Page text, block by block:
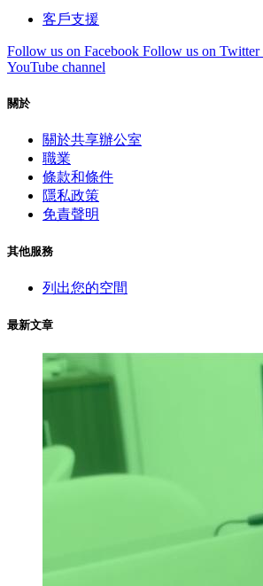
客戶支援
Follow us on Facebook Follow us on Twitter
YouTube channel
關於
關於共享辦公室
職業
條款和條件
隱私政策
免責聲明
其他服務
列出您的空間
最新文章